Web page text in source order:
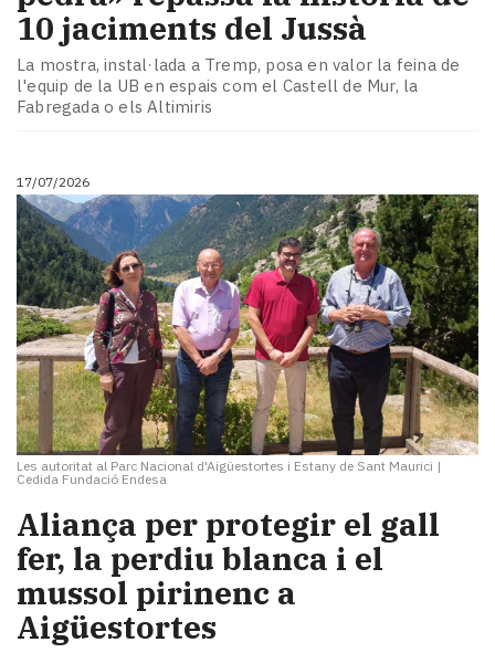
10 jaciments del Jussà
La mostra, instal·lada a Tremp, posa en valor la feina de
l'equip de la UB en espais com el Castell de Mur, la
Fabregada o els Altimiris
17/07/2026
Les autoritat al Parc Nacional d'Aigüestortes i Estany de Sant Maurici |
Cedida Fundació Endesa
Aliança per protegir el gall
fer, la perdiu blanca i el
mussol pirinenc a
Aigüestortes